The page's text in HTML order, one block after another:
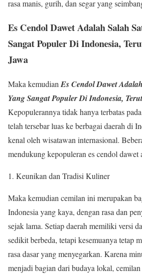
rasa manis, gurih, dan segar yang
Es Cendol Dawet Adalah Salah
Sangat Populer Di Indonesia,
Jawa
Maka kemudianEs Cendol Dawet
Yang Sangat Populer Di Indonesia,
Kepopulerannya tidak hanya terbatas
telah tersebar luas ke berbagai daerah di
kenal oleh wisatawan internasional.
mendukung kepopuleran es cendol dawet
Keunikan dan Tradisi Kuliner
Maka kemudian cemilan ini merupakan
Indonesia yang kaya, dengan rasa dan
sejak lama. Setiap daerah memiliki versi
sedikit berbeda, tetapi kesemuanya tetap
rasa dasar yang menyegarkan. Karena
menjadi bagian dari budaya lokal,